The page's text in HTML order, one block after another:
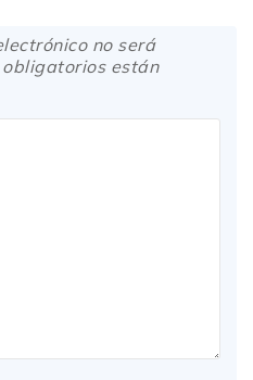
no será
están